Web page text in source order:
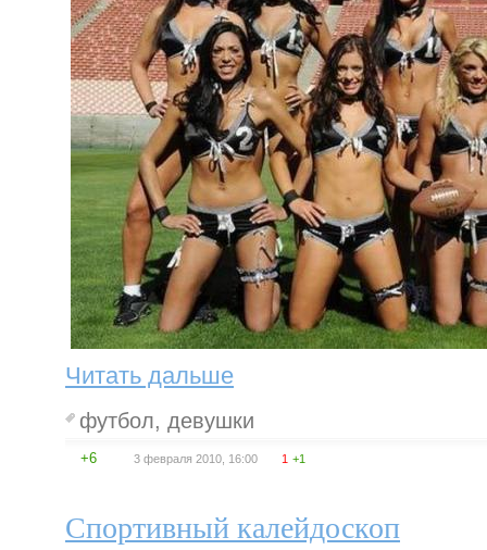
Читать дальше
футбол, девушки
+6 3 февраля 2010, 16:00 1 +1
Спортивный калейдоскоп